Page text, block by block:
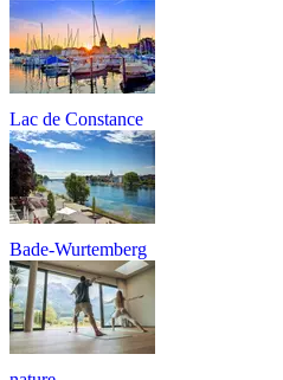
Lac de Constance
Bade-Wurtemberg